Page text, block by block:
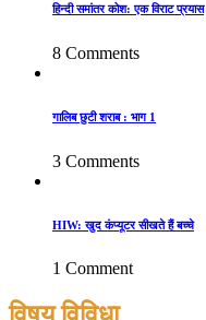
हिन्दी समांतर कोश: एक विराट प्रयास
8 Comments
गालिब छुटी शराब : भाग 1
3 Comments
HIW: खुद कंप्यूटर सीखते हैं बच्चे
1 Comment